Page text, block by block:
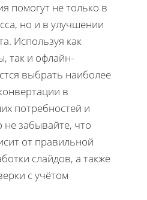
помогут не только в
но и в улучшении
Используя как
так и офлайн-
выбрать наиболее
в
потребностей и
не забывайте, что
от правильной
слайдов, а также
с учётом